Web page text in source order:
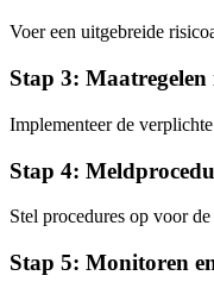
Voer een uitgebreide
Stap 3: Maatregelen
Implementeer de
Stap 4:
Stel procedures op voor
Stap 5: Monitoren